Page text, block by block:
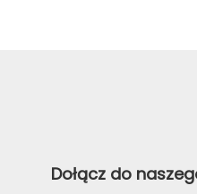
Dołącz do